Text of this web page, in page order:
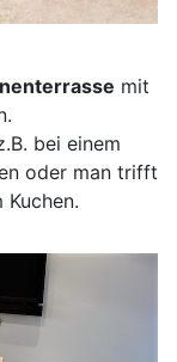
mit
bei einem
oder man trifft